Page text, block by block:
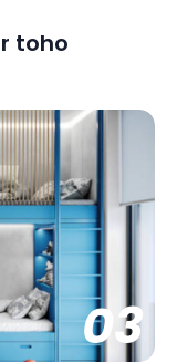
toho
03